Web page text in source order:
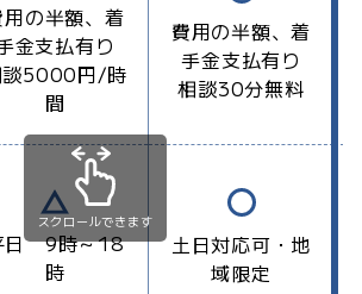
用の半額、着
金支払有り
談5000円/時
間
費用の半額、着
手金支払有り
相談30分無料
日 9時～18
時
土日対応可・地
域限定
スクロールできます